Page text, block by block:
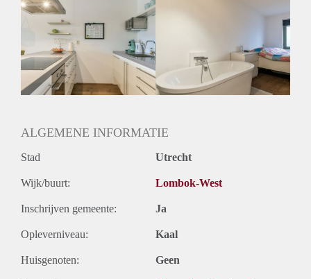
Gestoffeerd
ALGEMENE INFORMATIE
Stad Utrecht
Wijk/buurt: Lombok-West
Inschrijven gemeente: Ja
Opleverniveau: Kaal
Huisgenoten: Geen